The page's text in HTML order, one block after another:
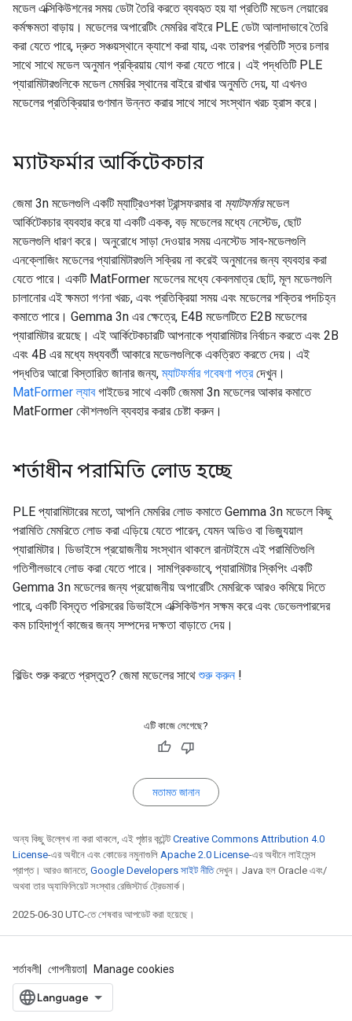
মডেল এক্সিকিউশনের সময় ডেটা তৈরি করতে ব্যবহৃত হয় যা প্রতিটি মডেল লেয়ারের
কর্মক্ষমতা বাড়ায়। মডেলের অপারেটিং মেমরির বাইরে PLE ডেটা আলাদাভাবে তৈরি
করা যেতে পারে, দ্রুত সঞ্চয়স্থানে ক্যাশে করা যায়, এবং তারপর প্রতিটি স্তর চলার
সাথে সাথে মডেল অনুমান প্রক্রিয়ায় যোগ করা যেতে পারে। এই পদ্ধতিটি PLE
প্যারামিটারগুলিকে মডেল মেমরির স্থানের বাইরে রাখার অনুমতি দেয়, যা এখনও
মডেলের প্রতিক্রিয়ার গুণমান উন্নত করার সাথে সাথে সংস্থান খরচ হ্রাস করে।
ম্যাটফর্মার আর্কিটেকচার
জেমা 3n মডেলগুলি একটি ম্যাট্রিওশকা ট্রান্সফরমার বা ম্যাটফর্মারমডেল
আর্কিটেকচার ব্যবহার করে যা একটি একক, বড় মডেলের মধ্যে নেস্টেড, ছোট
মডেলগুলি ধারণ করে। অনুরোধে সাড়া দেওয়ার সময় এনস্টেড সাব-মডেলগুলি
এনক্লোজিং মডেলের প্যারামিটারগুলি সক্রিয় না করেই অনুমানের জন্য ব্যবহার করা
যেতে পারে। একটি MatFormer মডেলের মধ্যে কেবলমাত্র ছোট, মূল মডেলগুলি
চালানোর এই ক্ষমতা গণনা খরচ, এবং প্রতিক্রিয়া সময় এবং মডেলের শক্তির পদচিহ্ন
কমাতে পারে। Gemma 3n এর ক্ষেত্রে, E4B মডেলটিতে E2B মডেলের
প্যারামিটার রয়েছে। এই আর্কিটেকচারটি আপনাকে প্যারামিটার নির্বাচন করতে এবং 2B
এবং 4B এর মধ্যে মধ্যবর্তী আকারে মডেলগুলিকে একত্রিত করতে দেয়। এই
পদ্ধতির আরো বিস্তারিত জানার জন্য,ম্যাটফর্মার গবেষণা পত্রদেখুন।
MatFormer ল্যাবগাইডের সাথে একটি জেমমা 3n মডেলের আকার কমাতে
MatFormer কৌশলগুলি ব্যবহার করার চেষ্টা করুন।
শর্তাধীন পরামিতি লোড হচ্ছে
PLE প্যারামিটারের মতো, আপনি মেমরির লোড কমাতে Gemma 3n মডেলে কিছু
পরামিতি মেমরিতে লোড করা এড়িয়ে যেতে পারেন, যেমন অডিও বা ভিজ্যুয়াল
প্যারামিটার। ডিভাইসে প্রয়োজনীয় সংস্থান থাকলে রানটাইমে এই পরামিতিগুলি
গতিশীলভাবে লোড করা যেতে পারে। সামগ্রিকভাবে, প্যারামিটার স্কিপিং একটি
Gemma 3n মডেলের জন্য প্রয়োজনীয় অপারেটিং মেমরিকে আরও কমিয়ে দিতে
পারে, একটি বিস্তৃত পরিসরের ডিভাইসে এক্সিকিউশন সক্ষম করে এবং ডেভেলপারদের
কম চাহিদাপূর্ণ কাজের জন্য সম্পদের দক্ষতা বাড়াতে দেয়।
বিল্ডিং শুরু করতে প্রস্তুত? জেমা মডেলের সাথেশুরু করুন!
এটি কাজে লেগেছে?
মতামত জানান
অন্য কিছু উল্লেখ না করা থাকলে, এই পৃষ্ঠার কন্টেন্ট Creative Commons Attribution 4.0
License-এর অধীনে এবং কোডের নমুনাগুলি Apache 2.0 License-এর অধীনে লাইসেন্স
প্রাপ্ত। আরও জানতে, Google Developers সাইট নীতিদেখুন। Java হল Oracle এবং/
অথবা তার অ্যাফিলিয়েট সংস্থার রেজিস্টার্ড ট্রেডমার্ক।
2025-06-30 UTC-তে শেষবার আপডেট করা হয়েছে।
শর্তাবলী গোপনীয়তা Manage cookies